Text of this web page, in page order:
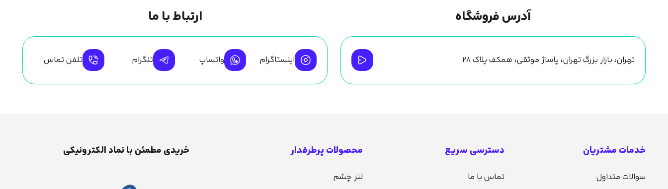
آدرس فروشگاه
تهران، بازار بزرگ تهران، پاساژ موثقی، همکف پلاک ۲۸
ارتباط با ما
اینستاگرام واتساپ تلگرام تلفن تماس
خدمات مشتریان
سوالات متداول
دسترسی سریع
تماس با ما
محصولات پرطرفدار
لنز چشم
خریدی مطمئن با نماد الکترونیکی